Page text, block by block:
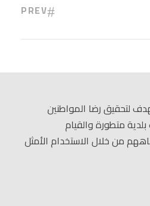
PREV
لتحقيق رضا المواطنين
متطورة والقيام
من خلال الاستخدام الأمثل